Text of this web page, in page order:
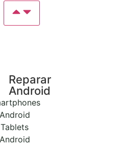
Reparar
Android
Android
Tablets
Android